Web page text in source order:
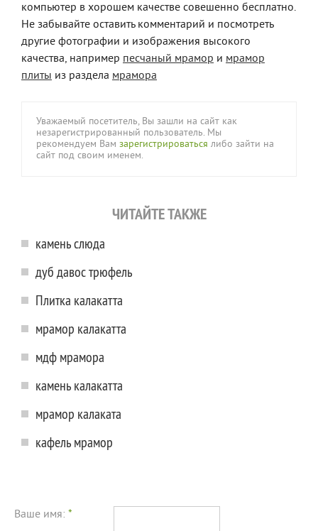
компьютер в хорошем качестве совешенно бесплатно.
Не забывайте оставить комментарий и посмотреть
другие фотографии и изображения высокого
качества, например песчаный мрамор и мрамор
плиты из раздела мрамора
Уважаемый посетитель, Вы зашли на сайт как
незарегистрированный пользователь. Мы
рекомендуем Вам зарегистрироваться либо зайти на
сайт под своим именем.
ЧИТАЙТЕ ТАКЖЕ
камень слюда
дуб давос трюфель
Плитка калакатта
мрамор калакатта
мдф мрамора
камень калакатта
мрамор калаката
кафель мрамор
Ваше имя: *